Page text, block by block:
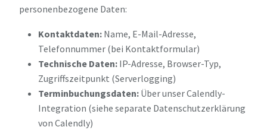
personenbezogene Daten:
Kontaktdaten: Name, E-Mail-Adresse,
Telefonnummer (bei Kontaktformular)
Technische Daten: IP-Adresse, Browser-Typ,
Zugriffszeitpunkt (Serverlogging)
Terminbuchungsdaten: Über unser Calendly-
Integration (siehe separate Datenschutzerklärung
von Calendly)